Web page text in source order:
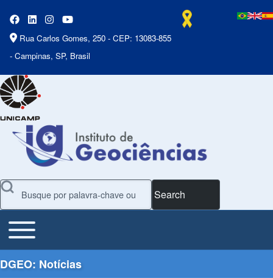
Rua Carlos Gomes, 250 - CEP: 13083-855
- Campinas, SP, Brasil
Search
Main Menu
Toggle main menu
DGEO: Notícias